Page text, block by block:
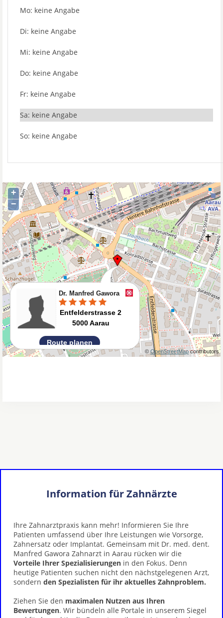
Mo: keine Angabe
Di: keine Angabe
Mi: keine Angabe
Do: keine Angabe
Fr: keine Angabe
Sa: keine Angabe
So: keine Angabe
Information für Zahnärzte
Ihre Zahnarztpraxis kann mehr! Informieren Sie Ihre
Patienten umfassend über Ihre Leistungen wie Vorsorge,
Zahnersatz oder Implantat. Gemeinsam mit Dr. med. dent.
Manfred Gawora Zahnarzt in Aarau rücken wir die
Vorteile Ihrer Spezialisierungen in den Fokus. Denn
heutige Patienten suchen nicht den nächstgelegenen Arzt,
sondern den Spezialisten für ihr aktuelles Zahnproblem.
Ziehen Sie den maximalen Nutzen aus Ihren
Bewertungen. Wir bündeln alle Portale in unserem Siegel